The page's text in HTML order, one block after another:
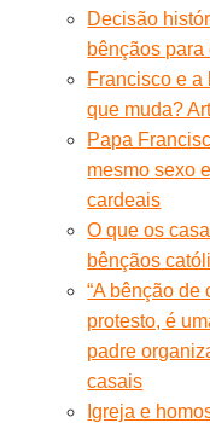
Decisão
bênçãos
Francisco e
que muda?
Papa
mesmo sexo
cardeais
O que os
bênçãos
“A bênção
protesto, é
padre
casais
Igreja e